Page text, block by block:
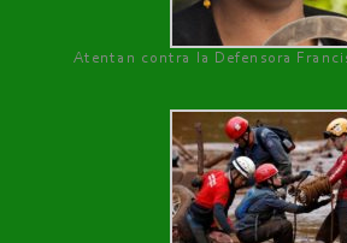
Atentan contra la Defensora